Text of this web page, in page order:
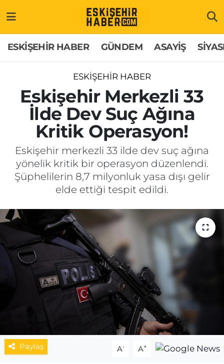
ESKİŞEHİR HABER GÜNDEM ASAYİŞ
ESKİŞEHİR HABER
Eskişehir Merkezli 33
İlde Dev Suç Ağına
Kritik Operasyon!
Eskişehir merkezli 33 ilde dev suç ağına
yönelik kritik bir operasyon düzenlendi.
Şüphelilerin 8,7 milyonluk yasa dışı gelir
elde ettiği tespit edildi.
Paylaş A- A+
GÜNDEM
ASAYİŞ
SİYASET
EKONOMİ
SAĞLIK
EĞİTİM
MAGAZİN
ESKİŞEHİRSPOR
Hakkımızda
İletişim
Künye
Odunpazarı Trafik Yoğunluk Haritası
Süper Lig Puan Durumu ve Fikstür
Tüm Manşetler
Son Dakika Haberleri
Haber Arşivi